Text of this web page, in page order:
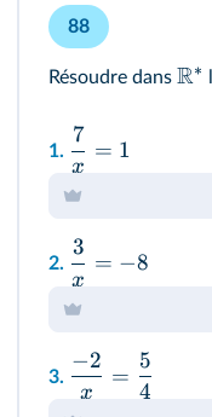
88
Résoudre dans R∗
1.
x
7
= 1
2.
x
3
= −8
3.
x
−2
=
4
5